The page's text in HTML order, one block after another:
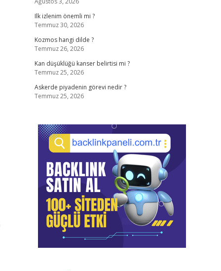
Ilk izlenim önemli mi ?
Temmuz 30, 2026
Kozmos hangi dilde ?
Temmuz 26, 2026
Kan düşüklüğü kanser belirtisi mi ?
Temmuz 25, 2026
Askerde piyadenin görevi nedir ?
Temmuz 25, 2026